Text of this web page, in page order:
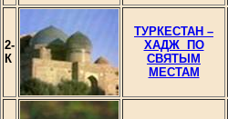
2-
К
ТУРКЕСТАН –
ХАДЖ ПО
СВЯТЫМ
МЕСТАМ